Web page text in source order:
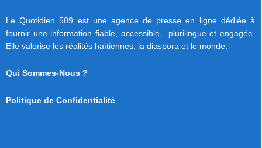
Le Quotidien 509 est une agence de presse en ligne dédiée à
fournir une information fiable, accessible, plurilingue et engagée.
Elle valorise les réalités haïtiennes, la diaspora et le monde.
Qui Sommes-Nous ?
Politique de Confidentialité